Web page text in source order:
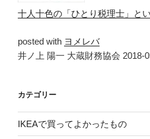
十人十色の「ひとり税理士」と
posted with ヨメレバ
井ノ上 陽一 大蔵財務協会 2018-
カテゴリー
IKEAで買ってよかったもの